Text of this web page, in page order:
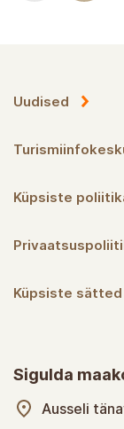
Uudised
Küpsiste
Küpsiste sätted
Sigulda
Ausseli